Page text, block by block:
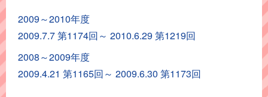
ア
ー
カ
イ
2009～2010年度
2009.7.7 第1174回～ 2010.6.29 第1219回
2008～2009年度
2009.4.21 第1165回～ 2009.6.30 第1173回